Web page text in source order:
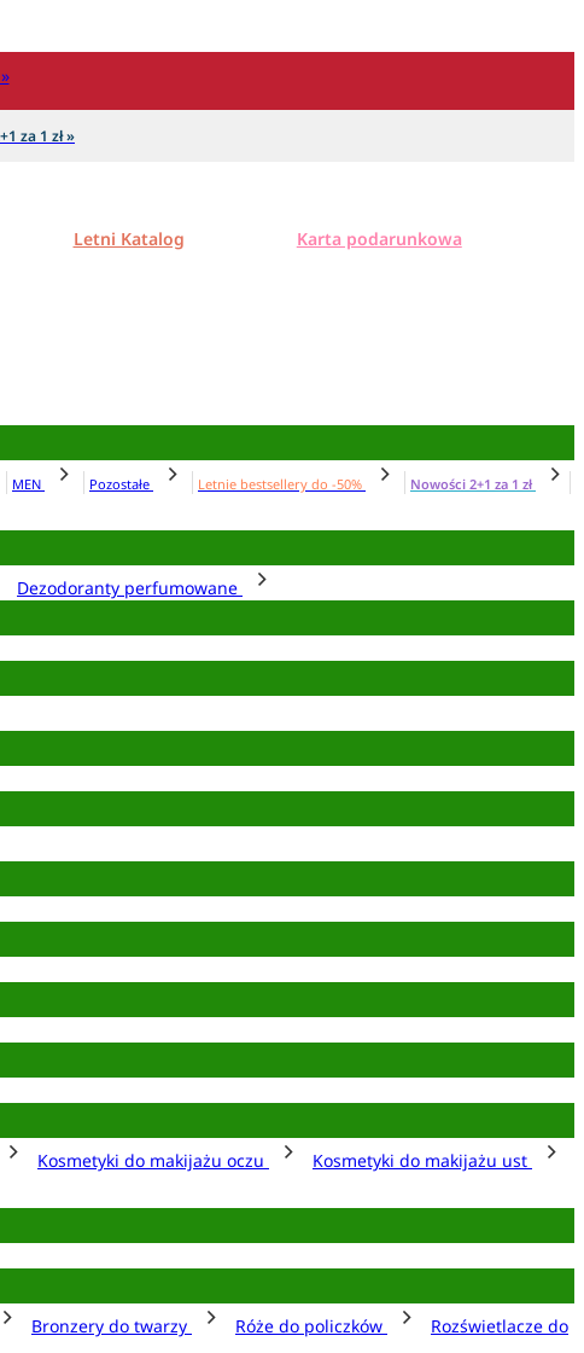
za 1 zł »
Letni Katalog Karta podarunkowa
MEN Pozostałe Letnie bestsellery do -50%
Nowości 2+1 za 1 zł
Dezodoranty perfumowane
Kosmetyki do makijażu oczu
Kosmetyki do makijażu ust
Bronzery do twarzy Róże do policzków
Rozświetlacze do